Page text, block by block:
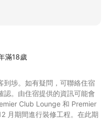
滿18歲
到埗。如有疑問，可聯絡住宿
認。由住宿提供的資訊可能會
Club Lounge 和 Premier
月期間進行裝修工程。在此期